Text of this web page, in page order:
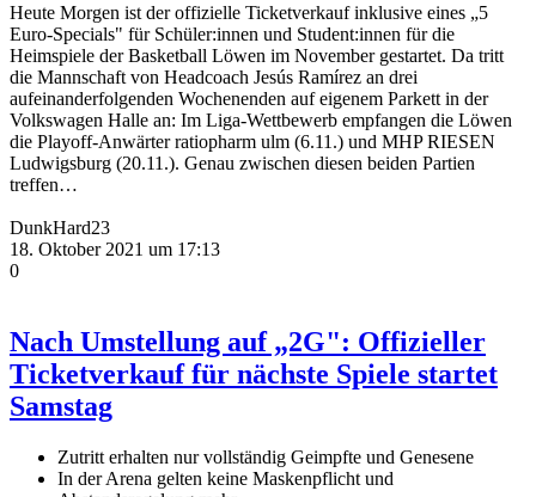
Heute Morgen ist der offizielle Ticketverkauf inklusive eines „5
Euro-Specials" für Schüler:innen und Student:innen für die
Heimspiele der Basketball Löwen im November gestartet. Da tritt
die Mannschaft von Headcoach Jesús Ramírez an drei
aufeinanderfolgenden Wochenenden auf eigenem Parkett in der
Volkswagen Halle an: Im Liga-Wettbewerb empfangen die Löwen
die Playoff-Anwärter ratiopharm ulm (6.11.) und MHP RIESEN
Ludwigsburg (20.11.). Genau zwischen diesen beiden Partien
treffen…
DunkHard23
18. Oktober 2021 um 17:13
0
Nach Umstellung auf „2G": Offizieller
Ticketverkauf für nächste Spiele startet
Samstag
Zutritt erhalten nur vollständig Geimpfte und Genesene
In der Arena gelten keine Maskenpflicht und